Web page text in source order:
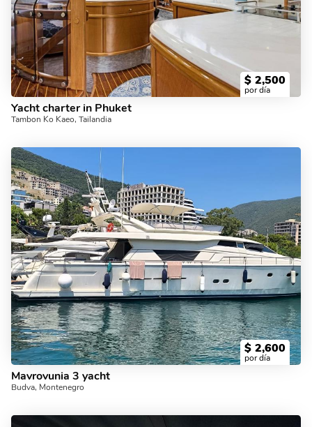
$ 2,500
por día
Yacht charter in Phuket
Tambon Ko Kaeo, Tailandia
$ 2,600
por día
Mavrovunia 3 yacht
Budva, Montenegro